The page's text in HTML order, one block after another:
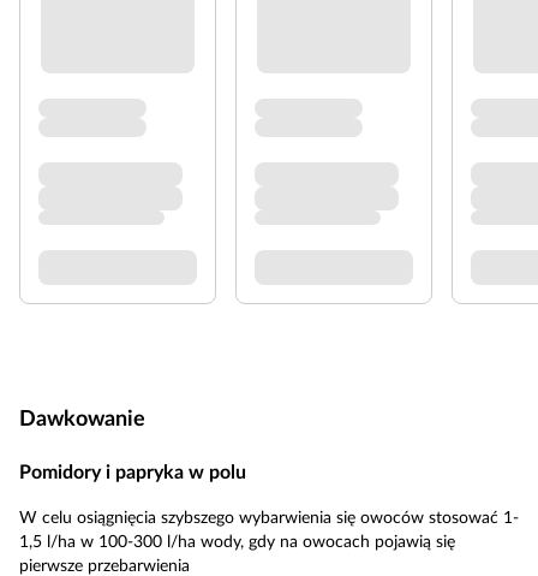
Dawkowanie
Pomidory i papryka w polu
W celu osiągnięcia szybszego wybarwienia się owoców stosować 1-
1,5 l/ha w 100-300 l/ha wody, gdy na owocach pojawią się
pierwsze przebarwienia